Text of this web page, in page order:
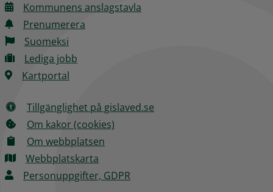
Kommunens anslagstavla
Prenumerera
Suomeksi
Lediga jobb
Kartportal
Tillgänglighet på gislaved.se
Om kakor (cookies)
Om webbplatsen
Webbplatskarta
Personuppgifter, GDPR